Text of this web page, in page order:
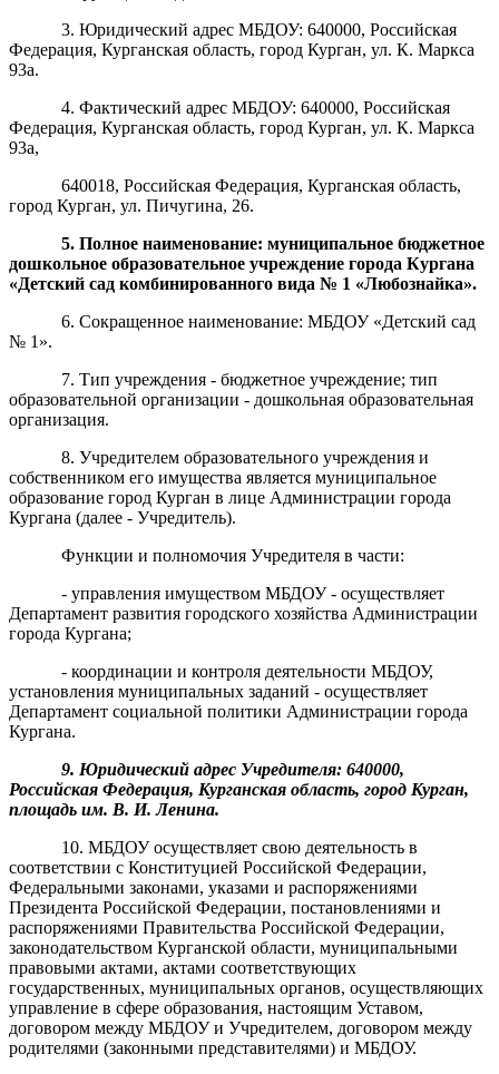
3. Юридический адрес МБДОУ: 640000, Российская
Федерация, Курганская область, город Курган, ул. К. Маркса
93а.
4. Фактический адрес МБДОУ: 640000, Российская
Федерация, Курганская область, город Курган, ул. К. Маркса
93а,
640018, Российская Федерация, Курганская область,
город Курган, ул. Пичугина, 26.
5. Полное наименование: муниципальное бюджетное
дошкольное образовательное учреждение города Кургана
«Детский сад комбинированного вида № 1 «Любознайка».
6. Сокращенное наименование: МБДОУ «Детский сад
№ 1».
7. Тип учреждения - бюджетное учреждение; тип
образовательной организации - дошкольная образовательная
организация.
8. Учредителем образовательного учреждения и
собственником его имущества является муниципальное
образование город Курган в лице Администрации города
Кургана (далее - Учредитель).
Функции и полномочия Учредителя в части:
- управления имуществом МБДОУ - осуществляет
Департамент развития городского хозяйства Администрации
города Кургана;
- координации и контроля деятельности МБДОУ,
установления муниципальных заданий - осуществляет
Департамент социальной политики Администрации города
Кургана.
9. Юридический адрес Учредителя: 640000,
Российская Федерация, Курганская область, город Курган,
площадь им. В. И. Ленина.
10. МБДОУ осуществляет свою деятельность в
соответствии с Конституцией Российской Федерации,
Федеральными законами, указами и распоряжениями
Президента Российской Федерации, постановлениями и
распоряжениями Правительства Российской Федерации,
законодательством Курганской области, муниципальными
правовыми актами, актами соответствующих
государственных, муниципальных органов, осуществляющих
управление в сфере образования, настоящим Уставом,
договором между МБДОУ и Учредителем, договором между
родителями (законными представителями) и МБДОУ.